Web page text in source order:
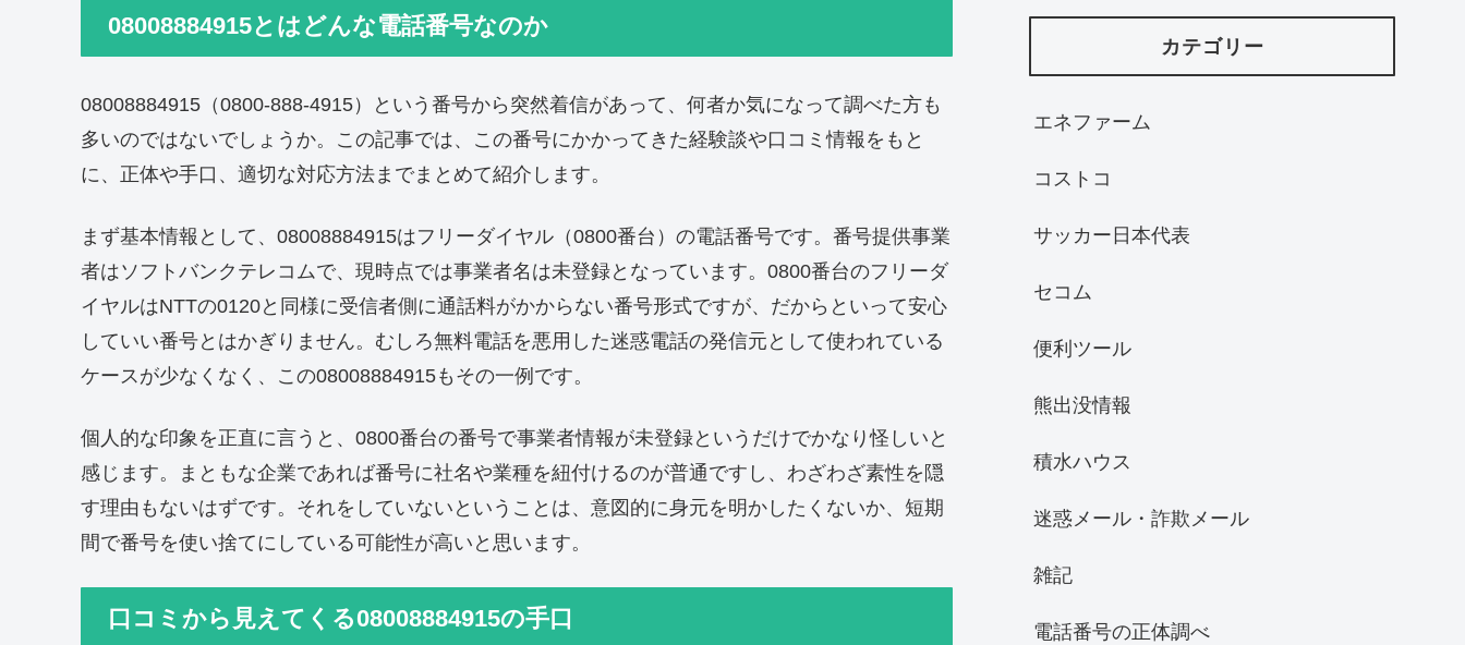
08008884915とはどんな電話番号なのか
08008884915（0800-888-4915）という番号から突然着信があって、何者か気になって調べた方も
多いのではないでしょうか。この記事では、この番号にかかってきた経験談や口コミ情報をもと
に、正体や手口、適切な対応方法までまとめて紹介します。
まず基本情報として、08008884915はフリーダイヤル（0800番台）の電話番号です。番号提供事業
者はソフトバンクテレコムで、現時点では事業者名は未登録となっています。0800番台のフリーダ
イヤルはNTTの0120と同様に受信者側に通話料がかからない番号形式ですが、だからといって安心
していい番号とはかぎりません。むしろ無料電話を悪用した迷惑電話の発信元として使われている
ケースが少なくなく、この08008884915もその一例です。
個人的な印象を正直に言うと、0800番台の番号で事業者情報が未登録というだけでかなり怪しいと
感じます。まともな企業であれば番号に社名や業種を紐付けるのが普通ですし、わざわざ素性を隠
す理由もないはずです。それをしていないということは、意図的に身元を明かしたくないか、短期
間で番号を使い捨てにしている可能性が高いと思います。
口コミから見えてくる08008884915の手口
カテゴリー
エネファーム
コストコ
サッカー日本代表
セコム
便利ツール
熊出没情報
積水ハウス
迷惑メール・詐欺メール
雑記
電話番号の正体調べ